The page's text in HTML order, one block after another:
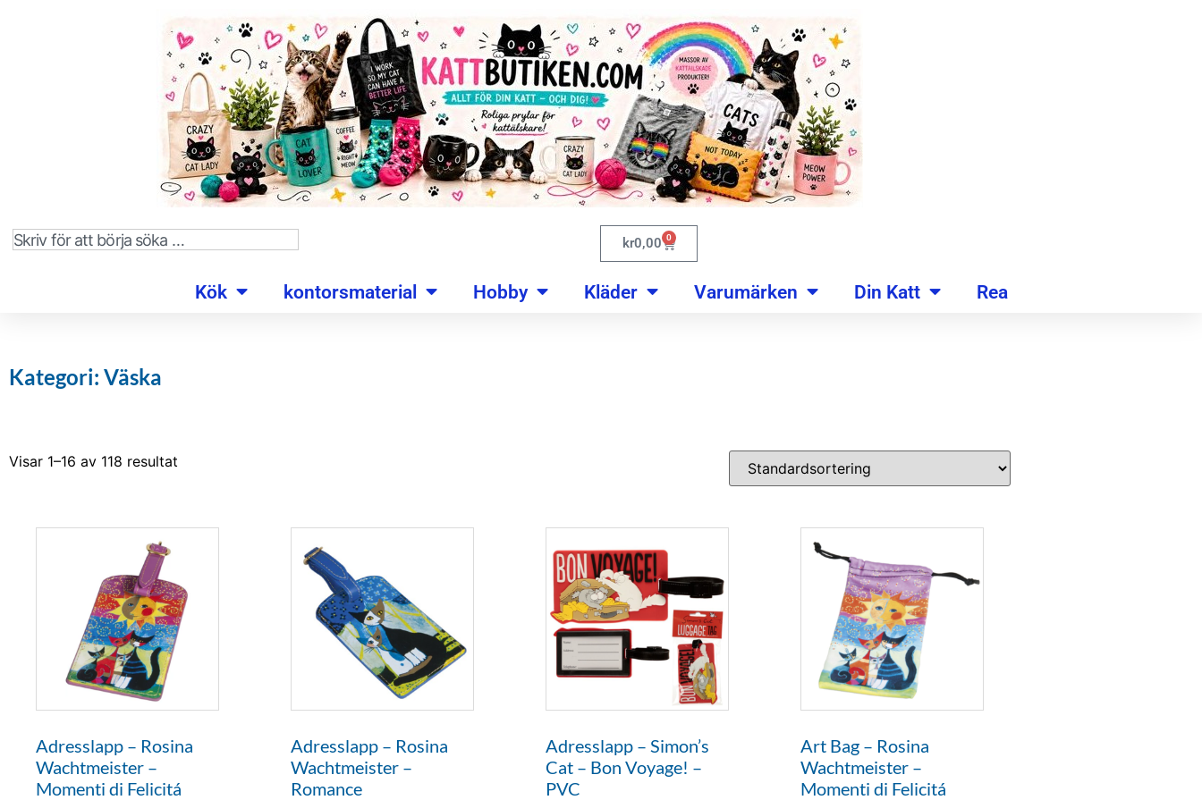
kr0,00 0
Kök kontorsmaterial Hobby Kläder Varumärken Din Katt Rea
Kategori: Väska
Visar 1–16 av 118 resultat
Adresslapp – Rosina
Wachtmeister –
Momenti di Felicitá
Adresslapp – Rosina
Wachtmeister –
Romance
Adresslapp – Simon’s
Cat – Bon Voyage! –
PVC
Art Bag – Rosina
Wachtmeister –
Momenti di Felicitá